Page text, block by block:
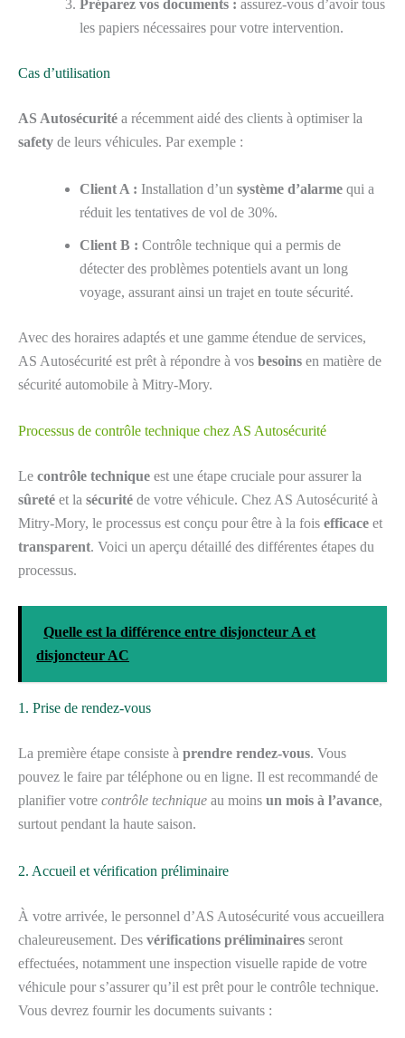
Préparez vos documents : assurez-vous d’avoir tous
les papiers nécessaires pour votre intervention.
Cas d’utilisation
AS Autosécurité a récemment aidé des clients à optimiser la
safety de leurs véhicules. Par exemple :
Client A : Installation d’un système d’alarme qui a
réduit les tentatives de vol de 30%.
Client B : Contrôle technique qui a permis de
détecter des problèmes potentiels avant un long
voyage, assurant ainsi un trajet en toute sécurité.
Avec des horaires adaptés et une gamme étendue de services,
AS Autosécurité est prêt à répondre à vos besoins en matière de
sécurité automobile à Mitry-Mory.
Processus de contrôle technique chez AS Autosécurité
Le contrôle technique est une étape cruciale pour assurer la
sûreté et la sécurité de votre véhicule. Chez AS Autosécurité à
Mitry-Mory, le processus est conçu pour être à la fois efficace et
transparent. Voici un aperçu détaillé des différentes étapes du
processus.
Quelle est la différence entre disjoncteur A et
disjoncteur AC
1. Prise de rendez-vous
La première étape consiste à prendre rendez-vous. Vous
pouvez le faire par téléphone ou en ligne. Il est recommandé de
planifier votre contrôle technique au moins un mois à l’avance,
surtout pendant la haute saison.
2. Accueil et vérification préliminaire
À votre arrivée, le personnel d’AS Autosécurité vous accueillera
chaleureusement. Des vérifications préliminaires seront
effectuées, notamment une inspection visuelle rapide de votre
véhicule pour s’assurer qu’il est prêt pour le contrôle technique.
Vous devrez fournir les documents suivants :